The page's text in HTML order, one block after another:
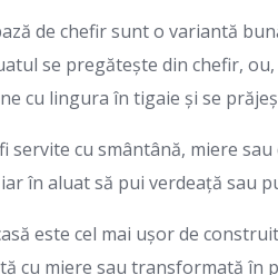
de chefir sunt o variantă
se pregătește din chefir,
cu lingura în tigaie și se
servite cu smântână, miere
în aluat să pui verdeață sau
este cel mai ușor de
cu miere sau transformată